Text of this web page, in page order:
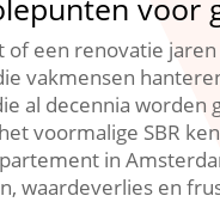
voor
of een renovatie
vakmensen
al decennia
voormalige SBR
in
waardeverlies en